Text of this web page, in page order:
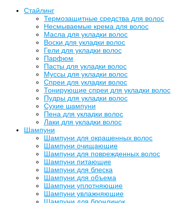
Стайлинг
Термозащитные средства для волос
Несмываемые крема для волос
Масла для укладки волос
Воски для укладки волос
Гели для укладки волос
Парфюм
Пасты для укладки волос
Муссы для укладки волос
Спреи для укладки волос
Тонирующие спреи для укладки волос
Пудры для укладки волос
Сухие шампуни
Пена для укладки волос
Лаки для укладки волос
Шампуни
Шампуни для окрашенных волос
Шампуни очищающие
Шампуни для поврежденных волос
Шампуни питающие
Шампуни для блеска
Шампуни для объема
Шампуни уплотняющие
Шампуни увлажняющие